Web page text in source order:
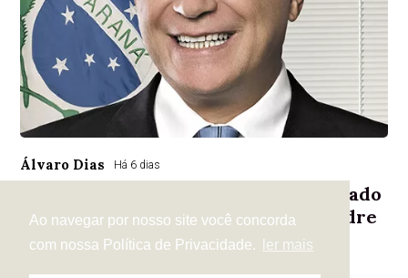
Ao navegar por nosso site você concorda
com nossa Política de Privacidade.
ler mais
Álvaro Dias Há 6 dias
Alvaro Dias recua da disputa ao Senado
e abre caminho para apoio a Alexandre
Curi